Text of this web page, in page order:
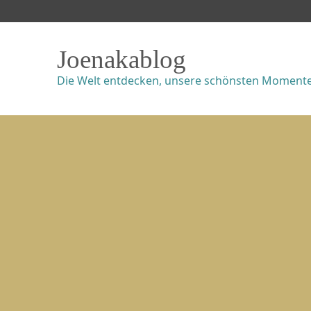
Joenakablog
Die Welt entdecken, unsere schönsten